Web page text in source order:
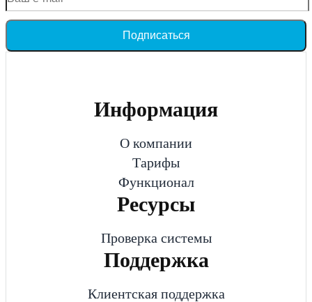
Подписаться
Информация
О компании
Тарифы
Функционал
Ресурсы
Проверка системы
Поддержка
Клиентская поддержка